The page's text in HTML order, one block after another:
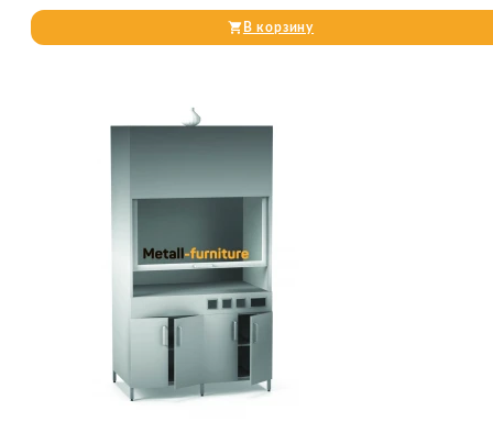
В корзину